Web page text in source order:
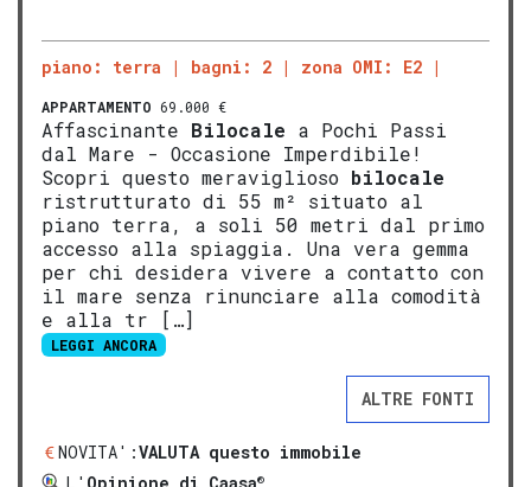
piano: terra bagni: 2 zona OMI: E2
APPARTAMENTO 69.000 €
Affascinante Bilocale a Pochi Passi
dal Mare - Occasione Imperdibile!
Scopri questo meraviglioso bilocale
ristrutturato di 55 m² situato al
piano terra, a soli 50 metri dal primo
accesso alla spiaggia. Una vera gemma
per chi desidera vivere a contatto con
il mare senza rinunciare alla comodità
e alla tr […]
LEGGI ANCORA
ALTRE FONTI
NOVITA':VALUTA questo immobile
®